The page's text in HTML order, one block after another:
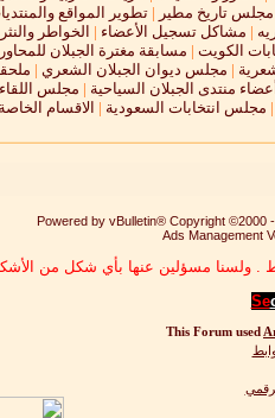
مجلس تاريخ مطير |تطوير المواقع
| مشاكل تسجيل الأعضاء | الخواطر والنثر
الكويت | مسابقة مغترة الجبلان
| مجلس ديوان الجبلان الشعري |
منتدى الجبلان السياحية | مجلس
| مجلس انتخابات السعودية | الاقسام
Powered by vBulletin® Copyright ©2000
Ads Management
. ولسنا مسؤلين عنها بأي شكل من
Se
This Forum used